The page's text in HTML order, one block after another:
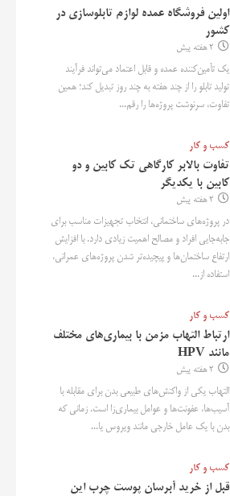
اولین فروشگاه عمده لوازم تابلوسازی در
کشور
2 هفته پیش
یک تأمین‌کننده عمده و قابل اعتماد می‌تواند فرآیند
تولید تابلو را از چند هفته به چند روز تبدیل کند؛ همین
تفاوت، سرنوشت پروژه‌ها را رقم...
کسب و کار
تفاوت بالابر کارگاهی تک کابین و دو
کابین با یکدیگر
2 هفته پیش
در پروژه‌های ساختمانی، انتخاب تجهیزات مناسب برای
جابه‌جایی افراد و مصالح اهمیت زیادی دارد. با افزایش
ارتفاع ساختمان‌ها و پیچیده‌تر شدن پروژه‌های عمرانی،
استفاده از...
کسب و کار
ارتباط التهاب مزمن با بیماری‌های مختلف
مانند HPV
2 هفته پیش
التهاب یکی از واکنش‌های طبیعی بدن برای مقابله با
آسیب‌ها، عفونت‌ها و عوامل بیماری‌زا است. زمانی که
بدن با یک عامل خارجی مانند ویروس یا...
کسب و کار
قبل از خرید آبرسان پوست چرب این